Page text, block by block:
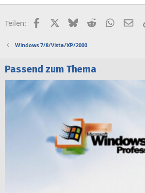
Teilen: FacebookX (Twitter)
BlueskyReddit E-
Windows 7/8/Vista/XP/2000
Passend zum Thema